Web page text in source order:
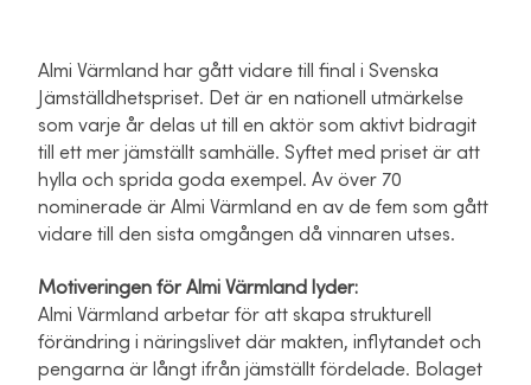
Almi Värmland har gått vidare till final i Svenska
Jämställdhetspriset. Det är en nationell utmärkelse
som varje år delas ut till en aktör som aktivt bidragit
till ett mer jämställt samhälle. Syftet med priset är att
hylla och sprida goda exempel. Av över 70
nominerade är Almi Värmland en av de fem som gått
vidare till den sista omgången då vinnaren utses.
Motiveringen för Almi Värmland lyder:
Almi Värmland arbetar för att skapa strukturell
förändring i näringslivet där makten, inflytandet och
pengarna är långt ifrån jämställt fördelade. Bolaget